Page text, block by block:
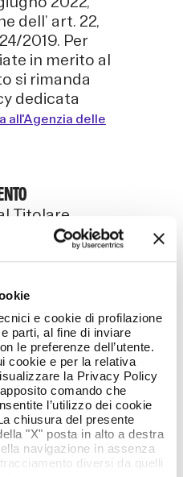
e cookie di profilazione
parti, al fine di inviare
le preferenze dell’utente.
cookie e per la relativa
la Privacy Policy
comando che
l’utilizzo dei cookie
chiusura del presente
"X" posta in alto a destra
navigazione in assenza
diversi da quelli
dell’ art. 22,
2019. Per
in merito al
si rimanda
dedicata
all'Agenzia delle
Titolare,
responsabili
”),
al
I Dati
per il
sopra
di
e non
e